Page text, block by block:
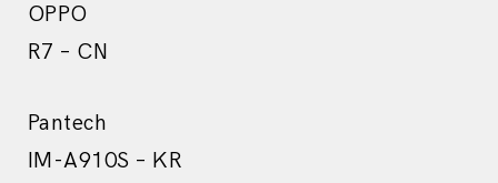
OPPO
R7 – CN
Pantech
IM-A910S – KR